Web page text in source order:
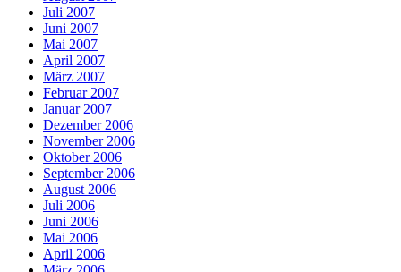
Juli 2007
Juni 2007
Mai 2007
April 2007
März 2007
Februar 2007
Januar 2007
Dezember 2006
November 2006
Oktober 2006
September 2006
August 2006
Juli 2006
Juni 2006
Mai 2006
April 2006